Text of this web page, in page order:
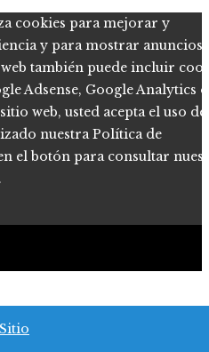
cookies para mejorar y
y para mostrar anuncios
también puede incluir
Adsense, Google Analytics o
web, usted acepta el uso de
nuestra Política de
el botón para consultar